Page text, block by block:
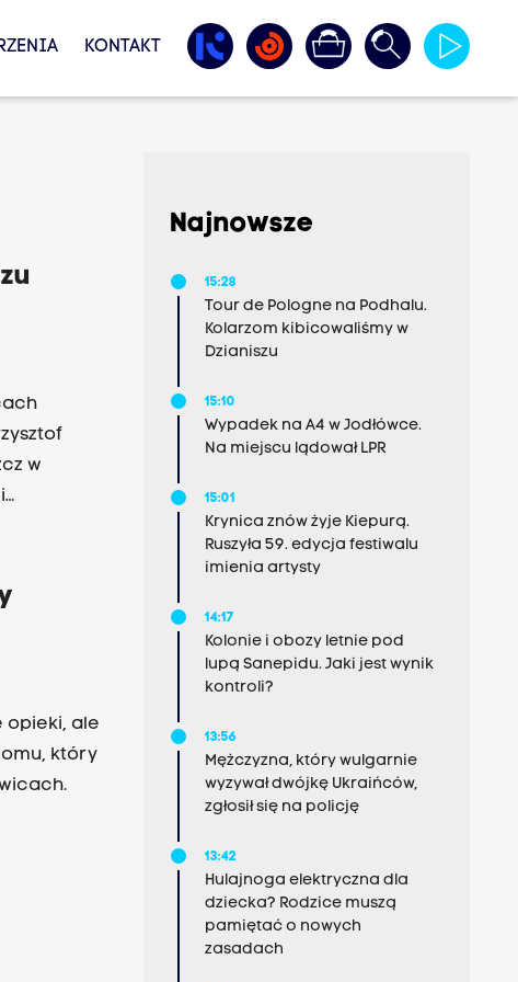
KONTAKT
w
opieki, ale
który
Najnowsze
15:28
Tour de Pologne na Podhalu.
Kolarzom kibicowaliśmy w
Dzianiszu
15:10
Wypadek na A4 w Jodłówce.
Na miejscu lądował LPR
15:01
Krynica znów żyje Kiepurą.
Ruszyła 59. edycja festiwalu
imienia artysty
14:17
Kolonie i obozy letnie pod
lupą Sanepidu. Jaki jest wynik
kontroli?
13:56
Mężczyzna, który wulgarnie
wyzywał dwójkę Ukraińców,
zgłosił się na policję
13:42
Hulajnoga elektryczna dla
dziecka? Rodzice muszą
pamiętać o nowych
zasadach